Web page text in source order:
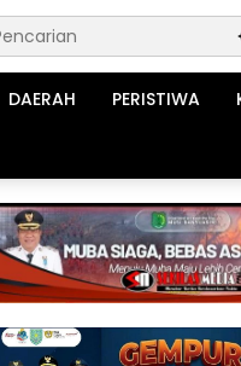
DAERAH PERISTIWA